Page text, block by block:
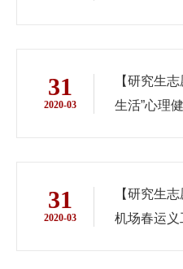
31
2020-03
【研究生
生活”心理
31
2020-03
【研究生
机场春运义